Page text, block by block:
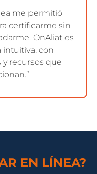
me permitió
certificarme sin
OnAliat es
intuitiva, con
recursos que
EN LÍNEA?